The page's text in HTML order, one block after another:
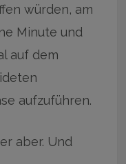
würden, am
Minute und
auf dem
aufzuführen.
aber. Und